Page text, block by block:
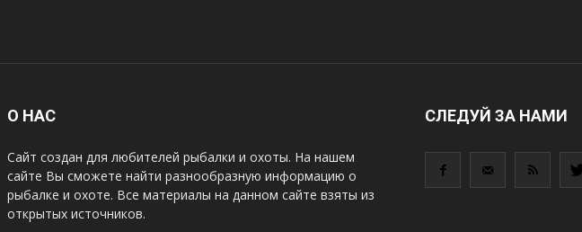
О НАС
Сайт создан для любителей рыбалки и охоты. На нашем
сайте Вы сможете найти разнообразную информацию о
рыбалке и охоте. Все материалы на данном сайте взяты из
открытых источников.
СЛЕДУЙ ЗА НАМИ